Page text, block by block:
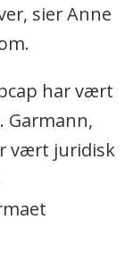
sier Anne
har vært
Garmann,
vært juridisk